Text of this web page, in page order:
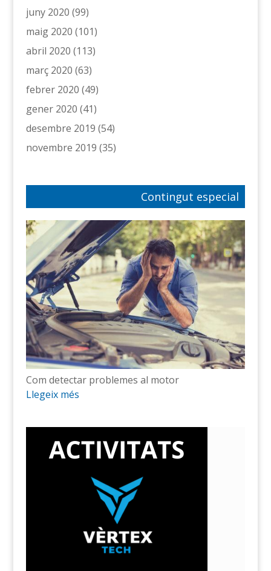
juny 2020 (99)
maig 2020 (101)
abril 2020 (113)
març 2020 (63)
febrer 2020 (49)
gener 2020 (41)
desembre 2019 (54)
novembre 2019 (35)
Contingut especial
Com detectar problemes al motor
Llegeix més